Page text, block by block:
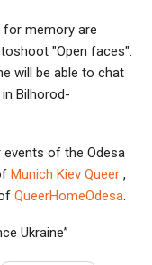
for memory are
"Open faces".
will be able to chat
Bilhorod-
of the Odesa
Munich Kiev Queer ,
QueerHomeOdesa.
Ukraine”